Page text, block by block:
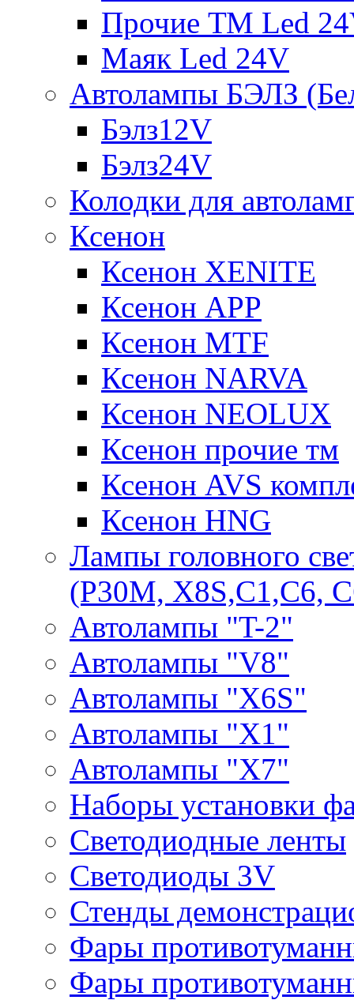
Прочие ТМ Led
Маяк Led 24V
Автолампы БЭЛЗ
Бэлз12V
Бэлз24V
Колодки для
Ксенон
Ксенон XENITE
Ксенон APP
Ксенон MTF
Ксенон NARVA
Ксенон NEOLUX
Ксенон прочие тм
Ксенон AVS
Ксенон HNG
Лампы головного
(P30M, X8S,С1,С6,
Автолампы "T-2"
Автолампы "V8"
Автолампы "X6S"
Автолампы "Х1"
Автолампы "Х7"
Наборы установки
Светодиодные ленты
Светодиоды 3V
Стенды
Фары
Фары